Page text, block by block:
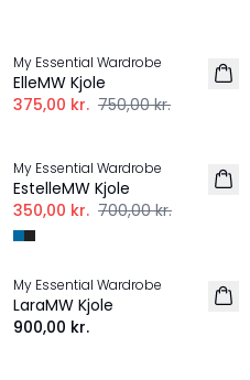
My Essential Wardrobe
ElleMW Kjole
375,00 kr. 750,00 kr.
My Essential Wardrobe
EstelleMW Kjole
350,00 kr. 700,00 kr.
My Essential Wardrobe
LaraMW Kjole
900,00 kr.